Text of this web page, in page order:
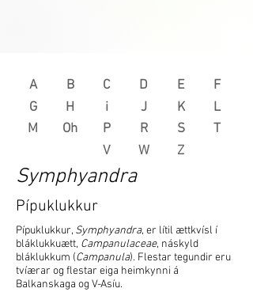
A B C D E
F
G
M
H
i
Oh
P
J
R
K
L
S
T
V
W Z
Symphyandra
Pípuklukkur
Pípuklukkur, Symphyandra, er lítil ættkvísl í
bláklukkuætt, Campanulaceae, náskyld
bláklukkum (Campanula). Flestar tegundir eru
tvíærar og flestar eiga heimkynni á
Balkanskaga og V-Asíu.